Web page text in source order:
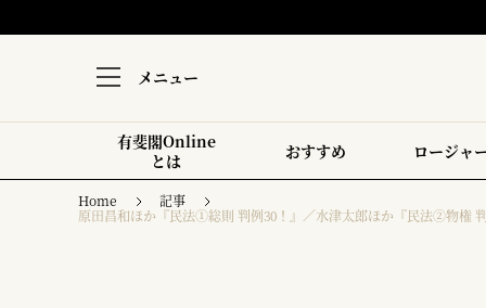
メニュー
有斐閣Online
とは
おすすめ ロージャ
Home
記事
原田昌和ほか『民法①総則 判例30！』／水津太郎ほか『民法②物権